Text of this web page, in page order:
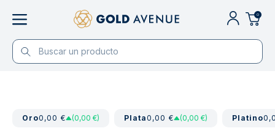
0
Oro0,00 € (0,00 €) Plata0,00 € (0,00 €) Platino